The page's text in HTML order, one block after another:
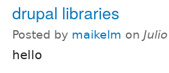
drupal libraries
Posted by maikelm on
hello